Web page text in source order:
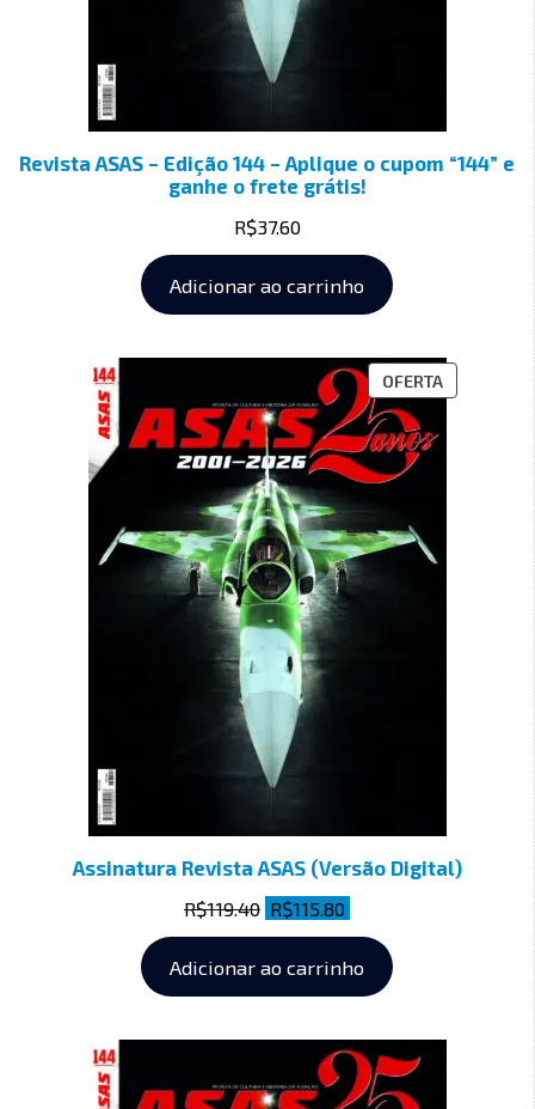
Revista ASAS – Edição 144 – Aplique o cupom “144” e
ganhe o frete grátis!
R$37.60
Adicionar ao carrinho
OFERTA
Assinatura Revista ASAS (Versão Digital)
R$119.40 R$115.80
Adicionar ao carrinho